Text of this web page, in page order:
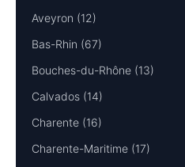
Aveyron (12)
Bas-Rhin (67)
Bouches-du-Rhône (13)
Calvados (14)
Charente (16)
Charente-Maritime (17)